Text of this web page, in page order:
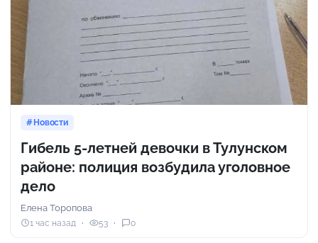
Новости
Гибель 5-летней девочки в Тулунском
районе: полиция возбудила уголовное
дело
Елена Торопова
1 час назад 53 0